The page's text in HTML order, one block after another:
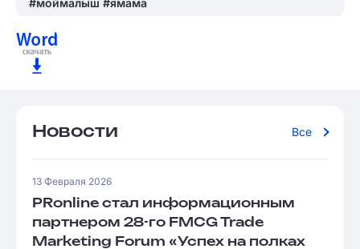
#моймалыш #ямама
Новости Все
13 Февраля 2026
PRonline стал информационным
партнером 28-го FMCG Trade
Marketing Forum «Успех на полках